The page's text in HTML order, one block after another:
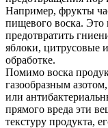
Например, фрукты
пищевого воска. Это
предотвратить
яблоки, цитрусовые
обработке.
Помимо воска
газообразным
или
прямого вреда эти
текстуру продукта,